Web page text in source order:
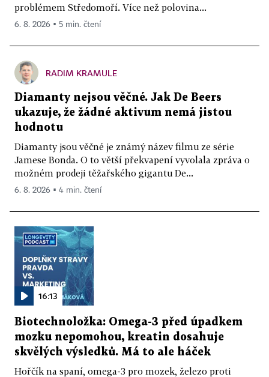
problémem Středomoří. Více než polovina...
6. 8. 2026 ▪ 5 min. čtení
RADIM KRAMULE
Diamanty nejsou věčné. Jak De Beers
ukazuje, že žádné aktivum nemá jistou
hodnotu
Diamanty jsou věčné je známý název filmu ze série
Jamese Bonda. O to větší překvapení vyvolala zpráva o
možném prodeji těžařského gigantu De...
6. 8. 2026 ▪ 4 min. čtení
16:13
Biotechnoložka: Omega-3 před úpadkem
mozku nepomohou, kreatin dosahuje
skvělých výsledků. Má to ale háček
Hořčík na spaní, omega-3 pro mozek, železo proti